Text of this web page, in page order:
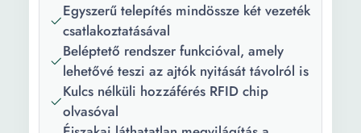
Egyszerű telepítés mindössze két vezeték
csatlakoztatásával
Beléptető rendszer funkcióval, amely
lehetővé teszi az ajtók nyitását távolról is
Kulcs nélküli hozzáférés RFID chip
olvasóval